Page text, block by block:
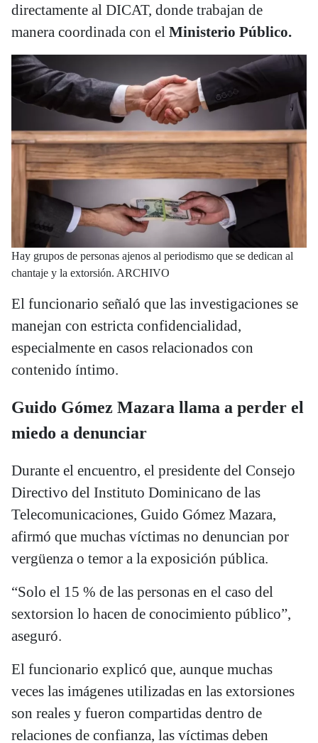
directamente al DICAT, donde trabajan de
manera coordinada con el Ministerio Público.
Hay grupos de personas ajenos al periodismo que se dedican al
chantaje y la extorsión. ARCHIVO
El funcionario señaló que las investigaciones se
manejan con estricta confidencialidad,
especialmente en casos relacionados con
contenido íntimo.
Guido Gómez Mazara llama a perder el
miedo a denunciar
Durante el encuentro, el presidente del Consejo
Directivo del Instituto Dominicano de las
Telecomunicaciones, Guido Gómez Mazara,
afirmó que muchas víctimas no denuncian por
vergüenza o temor a la exposición pública.
“Solo el 15 % de las personas en el caso del
sextorsion lo hacen de conocimiento público”,
aseguró.
El funcionario explicó que, aunque muchas
veces las imágenes utilizadas en las extorsiones
son reales y fueron compartidas dentro de
relaciones de confianza, las víctimas deben